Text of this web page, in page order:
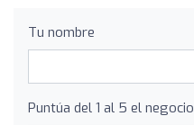
Tu nombre
Puntúa del 1 al 5 el negocio